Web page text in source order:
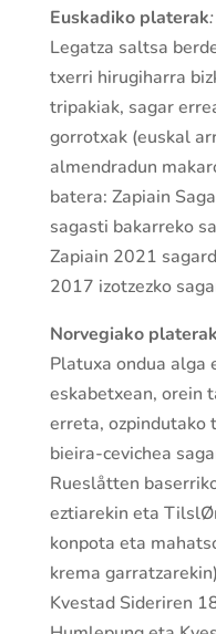
Euskadiko platerak:
Legatza saltsa
txerri hirugiharra
tripakiak, sagar
gorrotxak (euskal
almendradun
batera: Zapiain
sagasti bakarreko
Zapiain 2021
2017 izotzezko
Norvegiako platerak
Platuxa ondua alga
eskabetxean, orein
erreta, ozpindutako
bieira-cevichea
Rueslåtten
eztiarekin eta
konpota eta
krema
Kvestad Sideriren